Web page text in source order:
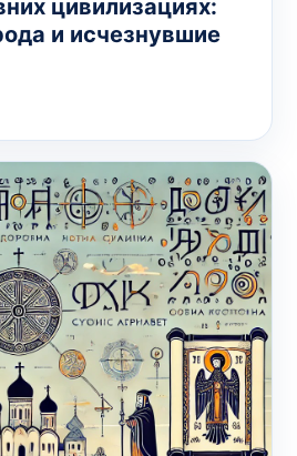
цивилизациях:
и исчезнувшие